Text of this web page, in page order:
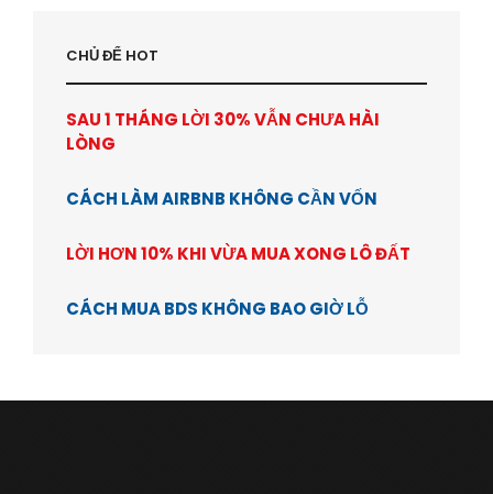
CHỦ ĐỂ HOT
SAU 1 THÁNG LỜI 30% VẪN CHƯA HÀI
LÒNG
CÁCH LÀM AIRBNB KHÔNG CẦN VỐN
LỜI HƠN 10% KHI VỪA MUA XONG LÔ ĐẤT
CÁCH MUA BDS KHÔNG BAO GIỜ LỖ